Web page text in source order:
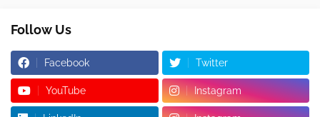
Follow Us
Facebook Twitter
YouTube Instagram